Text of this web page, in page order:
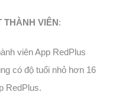
THÀNH VIÊN:
viên App RedPlus
có độ tuổi nhỏ hơn 16
RedPlus.